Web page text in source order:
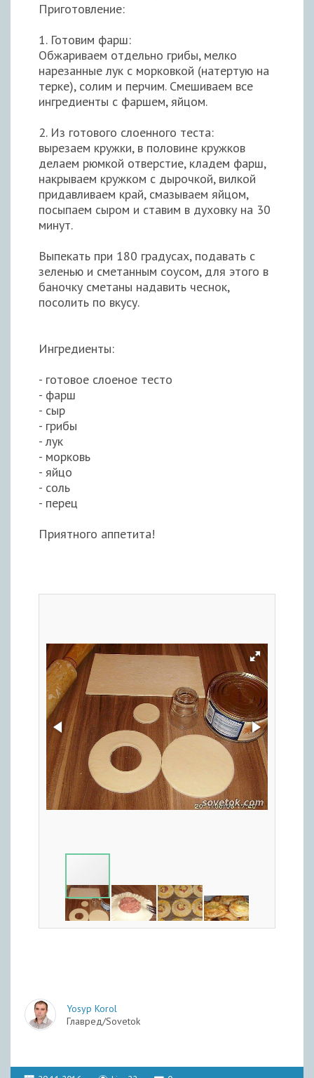
Приготовление:
1. Готовим фарш:
Обжариваем отдельно грибы, мелко
нарезанные лук с морковкой (натертую на
терке), солим и перчим. Смешиваем все
ингредиенты с фаршем, яйцом.
2. Из готового слоенного теста:
вырезаем кружки, в половине кружков
делаем рюмкой отверстие, кладем фарш,
накрываем кружком с дырочкой, вилкой
придавливаем край, смазываем яйцом,
посыпаем сыром и ставим в духовку на 30
минут.
Выпекать при 180 градусах, подавать с
зеленью и сметанным соусом, для этого в
баночку сметаны надавить чеснок,
посолить по вкусу.
Ингредиенты:
- готовое слоеное тесто
- фарш
- сыр
- грибы
- лук
- морковь
- яйцо
- соль
- перец
Приятного аппетита!
Yosyp Korol
Главред/Sovetok